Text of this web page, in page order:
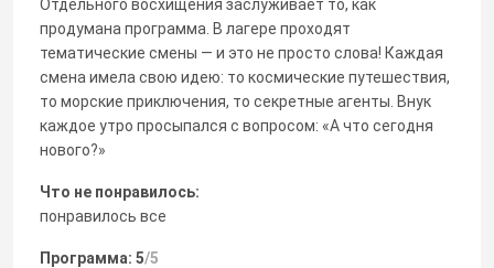
Отдельного восхищения заслуживает то, как
продумана программа. В лагере проходят
тематические смены — и это не просто слова! Каждая
смена имела свою идею: то космические путешествия,
то морские приключения, то секретные агенты. Внук
каждое утро просыпался с вопросом: «А что сегодня
нового?»
Что не понравилось:
понравилось все
Программа: 5/5